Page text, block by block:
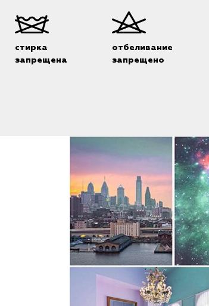
стирка
запрещена
отбеливание
запрещено